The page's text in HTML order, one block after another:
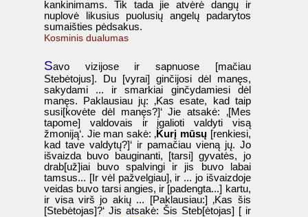
kankinimams. Tik tada jie atvėrė dangų ir
nuplovė likusius puolusių angelų padarytos
sumaišties pėdsakus.
Kosminis dualumas
Savo vizijose ir sapnuose [mačiau
Stebėtojus]. Du [vyrai] ginčijosi dėl manęs,
sakydami ... ir smarkiai ginčydamiesi dėl
manęs. Paklausiau jų: ‚Kas esate, kad taip
susi[kovėte dėl manęs?]‘ Jie atsakė: ‚[Mes
tapome] valdovais ir įgalioti valdyti visą
žmoniją‘. Jie man sakė: ‚Kurį mūsų [renkiesi,
kad tave valdytų?]‘ ir pamačiau vieną jų. Jo
išvaizda buvo bauginanti, [tarsi] gyvatės, jo
drab[už]iai buvo spalvingi ir jis buvo labai
tamsus... [Ir vėl pažvelgiau], ir ... jo išvaizdoje
veidas buvo tarsi angies, ir [padengta...] kartu,
ir visa virš jo akių ... [Paklausiau:] ‚Kas šis
[Stebėtojas]?‘ Jis atsakė: Šis Steb[ėtojas] [ ir